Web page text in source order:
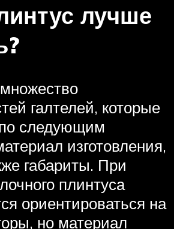
лучше
галтелей, которые
следующим
изготовления,
габариты. При
плинтуса
ориентироваться на
но материал